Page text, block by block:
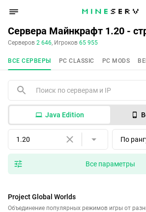
Сервера Майнкрафт 1.20 -
Серверов 2 646, Игроков 65 955
ВСЕ СЕРВЕРЫ PC CLASSIC PC MODS
Java Edition
1.20 По
Все параметры
Project Global Worlds
Объединение популярных режимов игры от